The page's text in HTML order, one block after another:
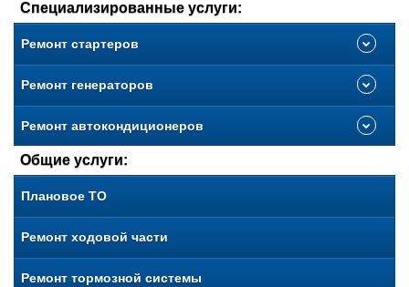
Специализированные услуги:
Ремонт стартеров
Ремонт генераторов
Ремонт автокондиционеров
Общие услуги:
Плановое ТО
Ремонт ходовой части
Ремонт тормозной системы